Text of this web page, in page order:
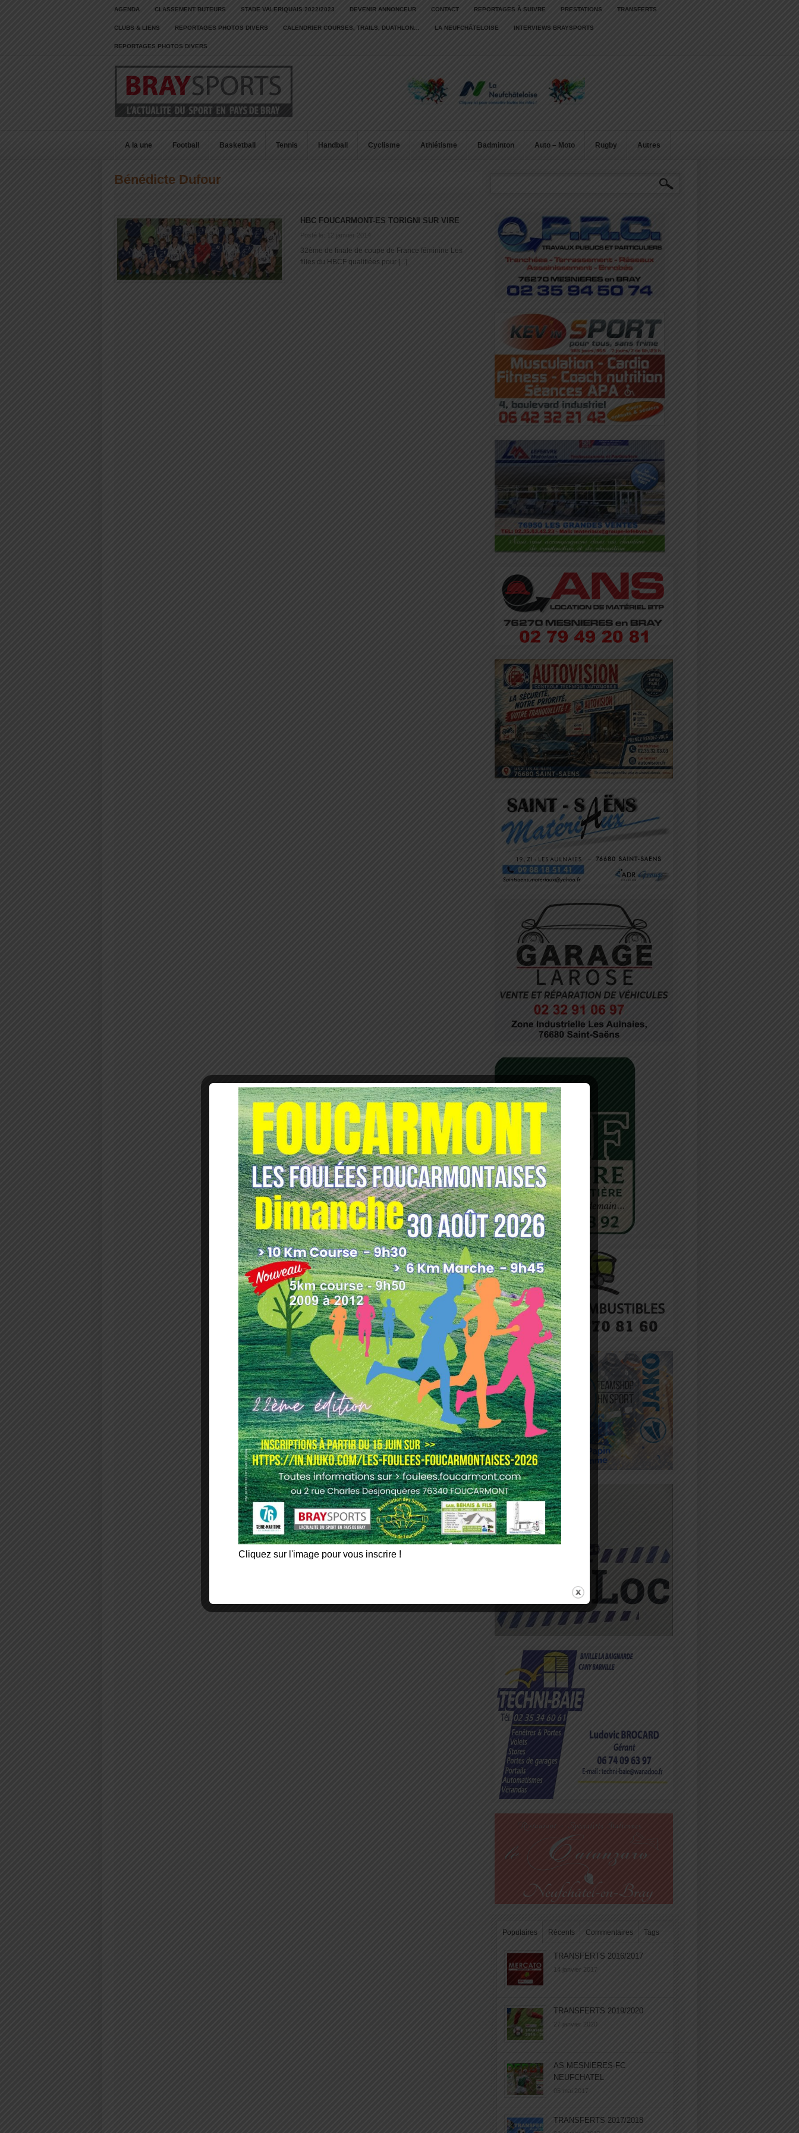
AGENDA CLASSEMENT BUTEURS STADE VALERIQUAIS 2022/2023 DEVENIR ANNONCEUR CONTACT REPORTAGES À SUIVRE PRESTATIONS TRANSFERTS
CLUBS & LIENS REPORTAGES PHOTOS DIVERS CALENDRIER COURSES, TRAILS, DUATHLON… LA NEUFCHÂTELOISE INTERVIEWS BRAYSPORTS
REPORTAGES PHOTOS DIVERS
A la une Football Basketball Tennis Handball Cyclisme Athlétisme Badminton Auto – Moto Rugby Autres
Bénédicte Dufour
HBC FOUCARMONT-ES TORIGNI SUR VIRE
Posté le: 12 janvier 2014
32ème de finale de coupe de France féminine Les
filles du HBCF qualifiées pour [...]
Populaires Récents Commentaires Tags
TRANSFERTS 2016/2017
14 janvier 2017
TRANSFERTS 2019/2020
27 janvier 2020
AS MESNIERES-FC
NEUFCHATEL
05 mai 2017
TRANSFERTS 2017/2018
Cliquez sur l'image pour vous inscrire !